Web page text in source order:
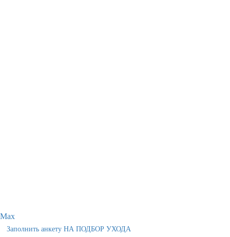
Max
Заполнить анкету НА ПОДБОР УХОДА